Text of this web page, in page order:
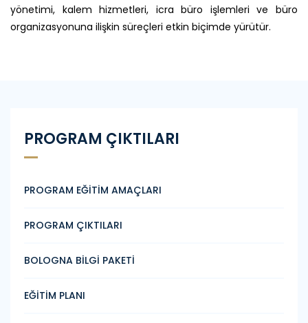
yönetimi, kalem hizmetleri, icra büro işlemleri ve büro
organizasyonuna ilişkin süreçleri etkin biçimde yürütür.
PROGRAM ÇIKTILARI
PROGRAM EĞİTİM AMAÇLARI
PROGRAM ÇIKTILARI
BOLOGNA BİLGİ PAKETİ
EĞİTİM PLANI